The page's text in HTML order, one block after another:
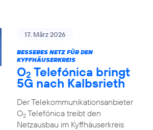
17. März 2026
BESSERES NETZ FÜR DEN
KYFFHÄUSERKREIS
O2 Telefónica bringt
5G nach Kalbsrieth
Der Telekommunikationsanbieter
O2Telefónica treibt den
Netzausbau im Kyffhäuserkreis